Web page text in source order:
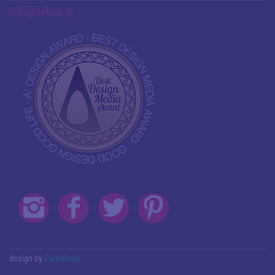
info@debop.gr
design by Cantaloop